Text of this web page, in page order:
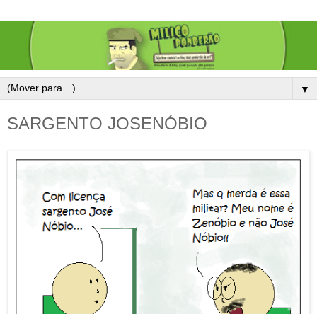
▼
SARGENTO JOSENÓBIO